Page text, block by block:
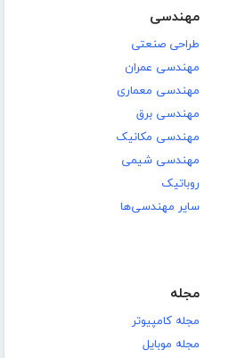
مهندسی
طراحی صنعتی
مهندسی عمران
مهندسی معماری
مهندسی برق
مهندسی مکانیک
مهندسی شیمی
روباتیک
سایر مهندسی‌ها
مجله
مجله کامپیوتر
مجله موبایل